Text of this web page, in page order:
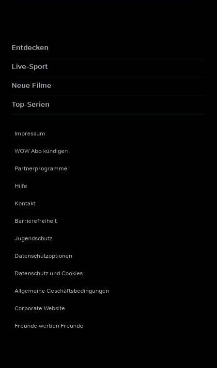
Entdecken
Live-Sport
Neue Filme
Top-Serien
Impressum
WOW Abo kündigen
Partnerprogramme
Hilfe
Kontakt
Barrierefreiheit
Jugendschutz
Datenschutzoptionen
Datenschutz und Cookies
Allgemeine Geschäftsbedingungen
Corporate Website
Freunde werben Freunde